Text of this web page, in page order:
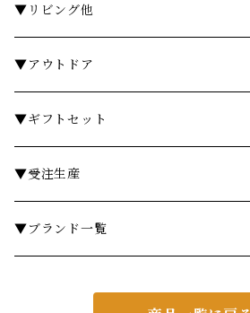
石鹸・ボディソープ
入浴剤・バスソルト
ディスペンサー・ソープディッシュ
ボディケア
衣類ケア
ディスペンサー・ソープディッシュ
歯ブラシスタンド・タンブラー
ハンドクリーム
ランドリーバスケット
ミラー
お皿・プレート
グラス・コップ
カトラリー
箸・箸置き
ランチョンマット・コースター
▼リビング他
フレグランス
フレグランスランプ
リードディフューザー
時計
キャンドル
フラワーベース
▼アウトドア
テーブル
椅子・スツール
その他
▼ギフトセット
￥3,000～
￥5,000～
▼受注生産
テーブル
▼ブランド一覧